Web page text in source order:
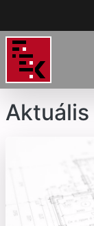
Aktuális